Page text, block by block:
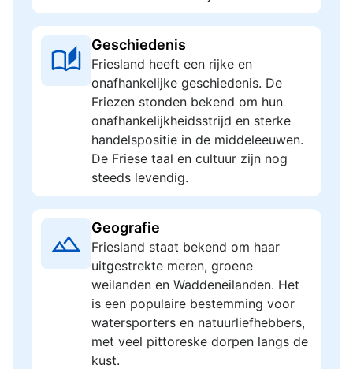
Geschiedenis
Friesland heeft een rijke en
onafhankelijke geschiedenis. De
Friezen stonden bekend om hun
onafhankelijkheidsstrijd en sterke
handelspositie in de middeleeuwen.
De Friese taal en cultuur zijn nog
steeds levendig.
Geografie
Friesland staat bekend om haar
uitgestrekte meren, groene
weilanden en Waddeneilanden. Het
is een populaire bestemming voor
watersporters en natuurliefhebbers,
met veel pittoreske dorpen langs de
kust.